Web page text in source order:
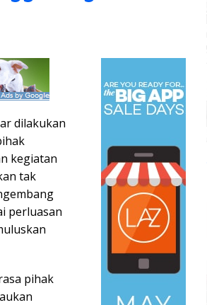
dilakukan
kegiatan
tak
perluasan
pihak